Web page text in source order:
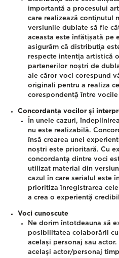
importantă a procesului
care realizează conținutul
versiunile dublate să fie
aceasta este înfățișată pe
asigurăm că distribuția
respecte intenția artistică
partenerilor noștri de
ale căror voci corespund
originali pentru a realiza
corespondență între vocile
Concordanța vocilor și
În unele cazuri,
nu este realizabilă.
însă crearea unei
noștri este prioritară. Cu
concordanța dintre voci
utilizat material din
cazul în care serialul este
prioritiza înregistrarea
a crea o experiență
Voci cunoscute
Ne dorim întotdeauna să
posibilitatea colaborării
același personaj sau
același actor/personaj